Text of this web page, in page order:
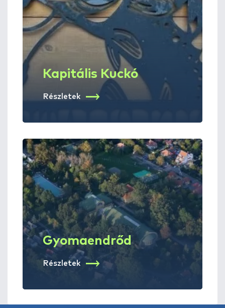
Kapitális Kuckó
Részletek
Gyomaendrőd
Részletek